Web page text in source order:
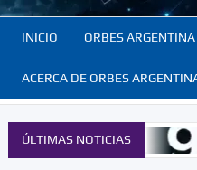
INICIO ORBES ARGENTINA
ACERCA DE ORBES
ÚLTIMAS NOTICIAS